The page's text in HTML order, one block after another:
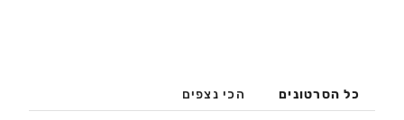
כל הסרטונים הכי נצפים